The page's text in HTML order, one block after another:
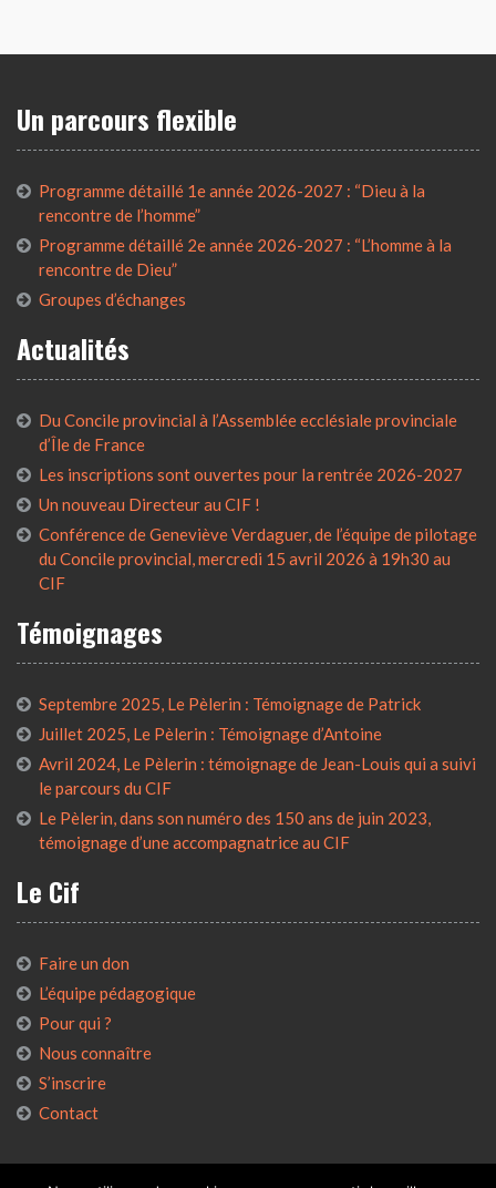
Un parcours flexible
Programme détaillé 1e année 2026-2027 : “Dieu à la
rencontre de l’homme”
Programme détaillé 2e année 2026-2027 : “L’homme à la
rencontre de Dieu”
Groupes d’échanges
Actualités
Du Concile provincial à l’Assemblée ecclésiale provinciale
d’Île de France
Les inscriptions sont ouvertes pour la rentrée 2026-2027
Un nouveau Directeur au CIF !
Conférence de Geneviève Verdaguer, de l’équipe de pilotage
du Concile provincial, mercredi 15 avril 2026 à 19h30 au
CIF
Témoignages
Septembre 2025, Le Pèlerin : Témoignage de Patrick
Juillet 2025, Le Pèlerin : Témoignage d’Antoine
Avril 2024, Le Pèlerin : témoignage de Jean-Louis qui a suivi
le parcours du CIF
Le Pèlerin, dans son numéro des 150 ans de juin 2023,
témoignage d’une accompagnatrice au CIF
Le Cif
Faire un don
L’équipe pédagogique
Pour qui ?
Nous connaître
S’inscrire
Contact